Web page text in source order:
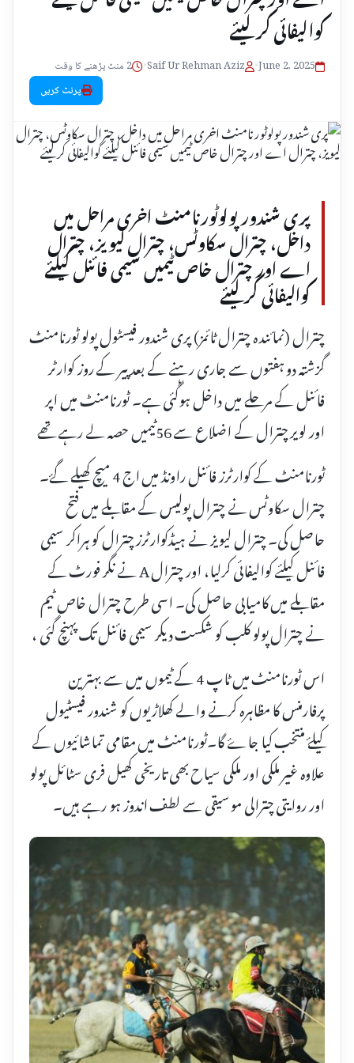
کوالیفائی کرلیئے
June 2, 2025
•
Saif Ur Rehman Aziz
•
2 منٹ پڑھنے کا وقت
پرنٹ کریں
پری شندور پولوٹورنامنٹ اخری مراحل میں
داخل، چترال سکاوٹس، چترال لیویز، چترال
اے اور چترال خاص ٹیمیں سیمی فائنل کیلئے
کوالیفائی کرلیئے
چترال (نمائند ہ چترال ٹائمز) پری شندور فیسٹول پولو ٹورنامنٹ
گزشتہ دو ہفتوں سے جاری رہنے کے بعد پیر کے روز کوارٹر
فائنل کے مرحلے میں داخل ہوگئی ہے۔ ٹورنامنٹ میں اپر
اور لویر چترال کے اضلاع سے 56ٹیمیں حصہ لے رہے تھے
ٹورنامنٹ کے کوارٹرز فائنل راونڈ میں اج 4 میچ کھیلے گۓ۔
چترال سکاوٹس نے چترال پولیس کے مقابلے میں فتح
حاصل کی۔ چترال لیویز نے ہیڈکوارٹرز چترال کو ہراکر سیمی
فائنل کیلئے کوالیفائی کرلیا، اور چترال A نے نگر فورٹ کے
مقابلے میں کامیابی حاصل کی۔ اسی طرح چترال خاص ٹیم
نے چترال پولو کلب کو شکست دیکر سیمی فائنل تک پہنچ گئی ،
اس ٹورنامنٹ میں ٹاپ 4 کے ٹیموں میں سے بہترین
پرفارمنس کا مظاہرہ کرنے والے کھلاڑیوں کو شندور فیسٹیول
کیلۓ منتخب کیا جاۓ گا۔ٹورنامنٹ میں مقامی تماشائیوں کے
علاوہ غیر ملکی اور ملکی سیاح بھی تاریخی کھیل فری سٹائل پولو
اور روایتی چترالی موسیقی سے لطف اندوز ہو رہے ہیں۔